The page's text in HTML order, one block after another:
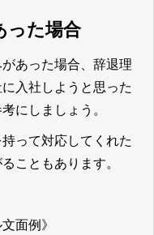
った場合
あった場合、辞退理
入社しようと思った
にしましょう。
って対応してくれた
こともあります。
面例》